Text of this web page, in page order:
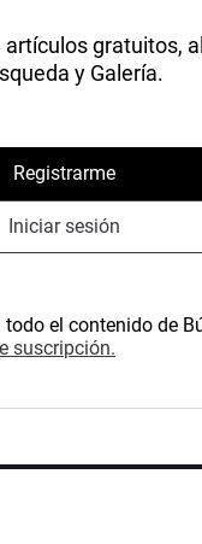
gratuitos,
y Galería.
Registrarme
Iniciar sesión
el contenido de
suscripción.